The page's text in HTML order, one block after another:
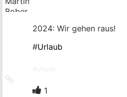
2024: Wir gehen raus!
#Urlaub
1